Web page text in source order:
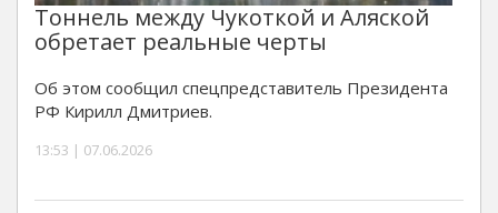
Тоннель между Чукоткой и Аляской
обретает реальные черты
Об этом сообщил спецпредставитель Президента
РФ Кирилл Дмитриев.
13:53 | 07.06.2026